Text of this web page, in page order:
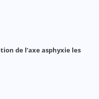
de l’axe asphyxie les